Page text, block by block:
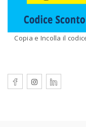
Copia e Incolla il